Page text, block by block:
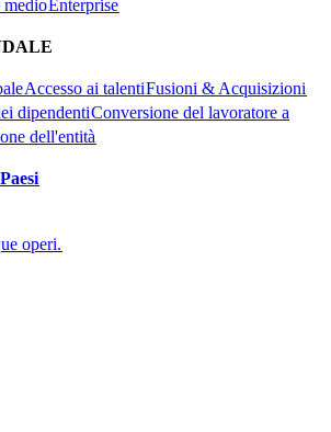
medio​​ Enterprise​​
Accesso ai talenti​​Fusioni & Acquisizioni​​
dipendenti​​Conversione del lavoratore a
dell'entità​​
operi.​​